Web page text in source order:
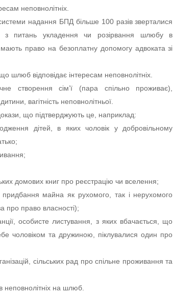
неповнолітніх.
надання БПД більше 100 разів зверталися
и з питань укладення чи розірвання шлюбу в
право на безоплатну допомогу адвоката зі
шлюб відповідає інтересам неповнолітніх.
створення сім’ї (пара спільно проживає),
вагітність неповнолітньої.
що підтверджують це, наприклад:
дітей, в яких чоловік у добровільному
домових книг про реєстрацію чи вселення;
придбання майна як рухомого, так і нерухомого
про право власності);
особисте листування, з яких вбачається, що
чоловіком та дружиною, піклувалися один про
сільських рад про спільне проживання та
неповнолітніх на шлюб.